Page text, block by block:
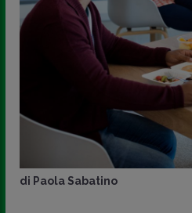
di Paola Sabatino